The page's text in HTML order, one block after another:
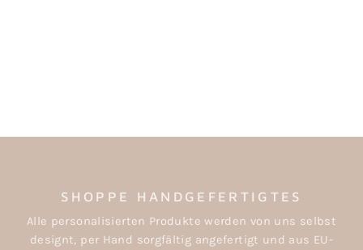
SHOPPE HANDGEFERTIGTES
Alle personalisierten Produkte werden von uns selbst
designt, per Hand sorgfältig angefertigt und aus EU-